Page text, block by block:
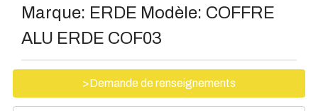
Marque: ERDE Modèle: COFFRE
ALU ERDE COF03
>Demande de renseignements